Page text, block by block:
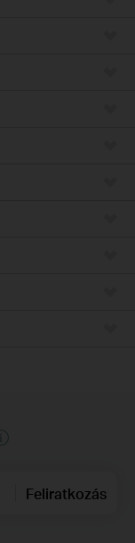
Feliratkozás